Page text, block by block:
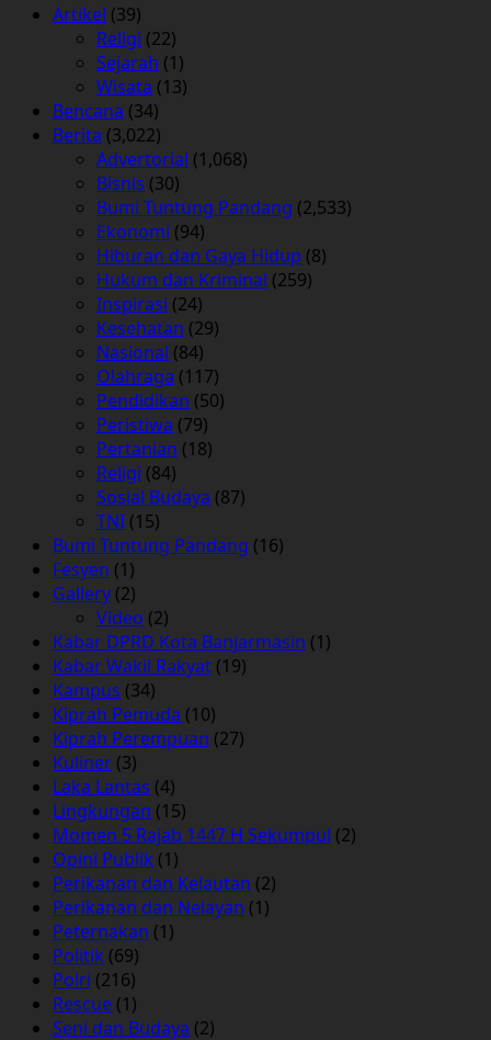
Artikel (39)
Religi (22)
Sejarah (1)
Wisata (13)
Bencana (34)
Berita (3,022)
Advertorial (1,068)
Bisnis (30)
Bumi Tuntung Pandang (2,533)
Ekonomi (94)
Hiburan dan Gaya Hidup (8)
Hukum dan Kriminal (259)
Inspirasi (24)
Kesehatan (29)
Nasional (84)
Olahraga (117)
Pendidikan (50)
Peristiwa (79)
Pertanian (18)
Religi (84)
Sosial Budaya (87)
TNI (15)
Bumi Tuntung Pandang (16)
Fesyen (1)
Gallery (2)
Video (2)
Kabar DPRD Kota Banjarmasin (1)
Kabar Wakil Rakyat (19)
Kampus (34)
Kiprah Pemuda (10)
Kiprah Perempuan (27)
Kuliner (3)
Laka Lantas (4)
Lingkungan (15)
Momen 5 Rajab 1447 H Sekumpul (2)
Opini Publik (1)
Perikanan dan Kelautan (2)
Perikanan dan Nelayan (1)
Peternakan (1)
Politik (69)
Polri (216)
Rescue (1)
Seni dan Budaya (2)